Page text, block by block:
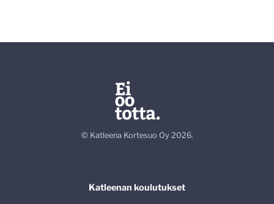
© Katleena Kortesuo Oy 2026.
Katleenan koulutukset